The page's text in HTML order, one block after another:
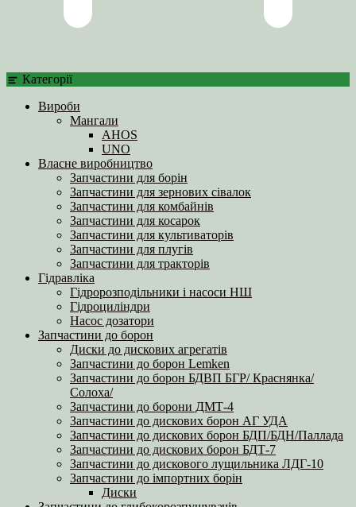
Категорії
Вироби
Мангали
AHOS
UNO
Власне виробництво
Запчастини для борін
Запчастини для зернових сівалок
Запчастини для комбайнів
Запчастини для косарок
Запчастини для культиваторів
Запчастини для плугів
Запчастини для тракторів
Гідравліка
Гідророзподільники і насоси НШ
Гідроциліндри
Насос дозатори
Запчастини до борон
Диски до дискових агрегатів
Запчастини до борон Lemken
Запчастини до борон БДВП БГР/ Краснянка/
Солоха/
Запчастини до борони ДМТ-4
Запчастини до дискових борон АГ УДА
Запчастини до дискових борон БДП/БДН/Паллада
Запчастини до дискових борон БДТ-7
Запчастини до дискового лущильника ЛДГ-10
Запчастини до імпортних борін
Диски